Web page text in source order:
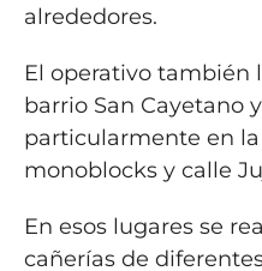
alrededores.
El operativo también
barrio San Cayetano
particularmente en la
monoblocks y calle
En esos lugares se
cañerías de